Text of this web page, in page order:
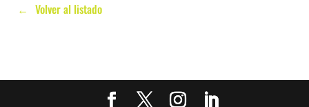
Volver al listado